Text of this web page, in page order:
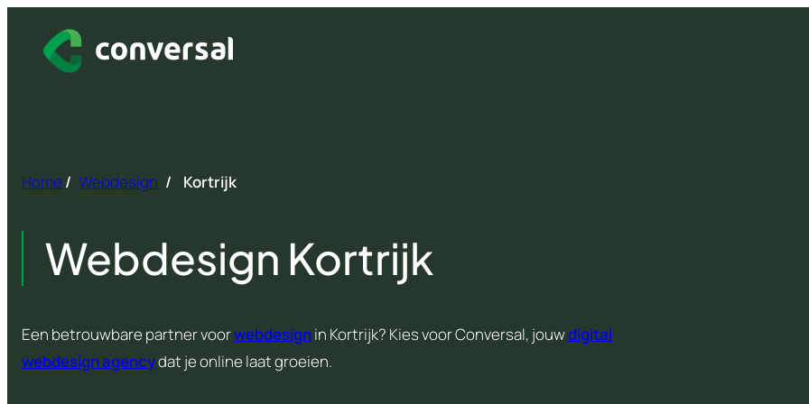
Home / Webdesign / Kortrijk
Webdesign Kortrijk
Een betrouwbare partner voorwebdesignin Kortrijk? Kies voor Conversal, jouwdigital
webdesign agencydat je online laat groeien.